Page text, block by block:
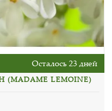
Осталось 23 дней
LEMOINE)